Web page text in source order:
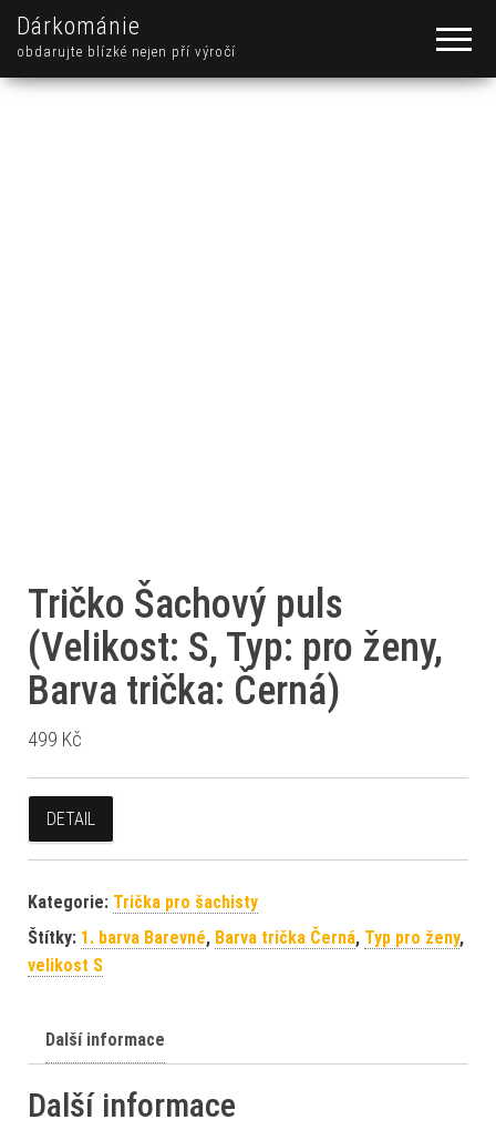
Dárkománie
obdarujte blízké nejen pří výročí
Tričko Šachový puls
(Velikost: S, Typ: pro ženy,
Barva trička: Černá)
499 Kč
DETAIL
Kategorie: Trička pro šachisty
Štítky: 1. barva Barevné, Barva trička Černá, Typ pro ženy,
velikost S
Další informace
Další informace